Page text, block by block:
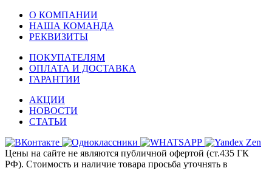
О КОМПАНИИ
НАША КОМАНДА
РЕКВИЗИТЫ
ПОКУПАТЕЛЯМ
ОПЛАТА И ДОСТАВКА
ГАРАНТИИ
АКЦИИ
НОВОСТИ
СТАТЬИ
Цены на сайте не являются публичной офертой (ст.435 ГК
РФ). Стоимость и наличие товара просьба уточнять в